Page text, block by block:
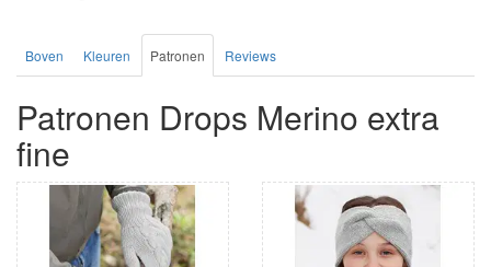
Boven Kleuren Patronen Reviews
Patronen Drops Merino extra
fine